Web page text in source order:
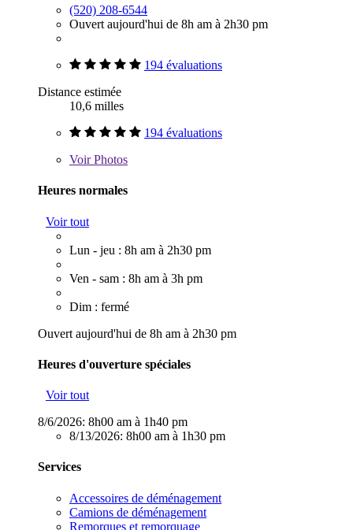
(520) 208-6544
Ouvert aujourd'hui de 8h am à 2h30 pm
194 évaluations
Distance estimée
10,6 milles
194 évaluations
VoirPhotos
Heures normales
Voir tout
Lun - jeu : 8h am à 2h30 pm
Ven - sam : 8h am à 3h pm
Dim : fermé
Ouvert aujourd'hui de 8h am à 2h30 pm
Heures d'ouverture spéciales
Voir tout
8/6/2026: 8h00 am à 1h40 pm
8/13/2026: 8h00 am à 1h30 pm
Services
Accessoires de déménagement
Camions de déménagement
Remorques et remorquage